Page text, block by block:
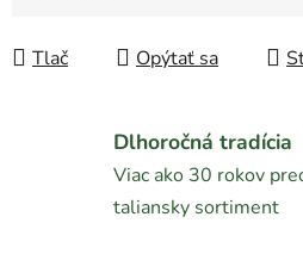
Tlač Opýtať sa
Dlhoročná tradícia
Viac ako 30 rokov
taliansky sortiment